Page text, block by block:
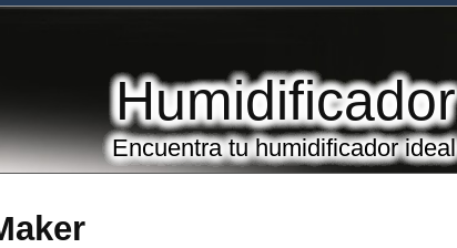
Humidificador
Encuentra tu humidificador ideal